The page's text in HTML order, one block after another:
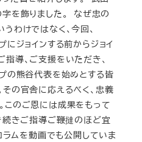
字を飾りました。 なぜ忠の
わけではなく、今回、
にジョインする前からジョイ
導、ご支援をいただき、
の熊谷代表を始めとする皆
の官舎に応えるべく、忠義
このご恩には成果をもって
きご指導ご鞭撻のほど宜
ムを動画でも公開していま